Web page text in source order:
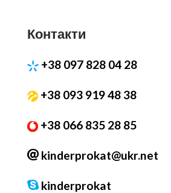
Контакти
+38 097 828 04 28
+38 093 919 48 38
+38 066 835 28 85
kinderprokat@ukr.net
kinderprokat